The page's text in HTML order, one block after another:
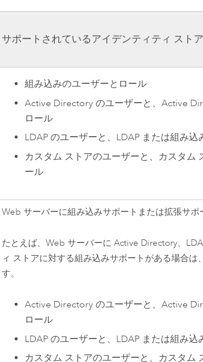
サポートされているアイデンティティ スト
組み込みのユーザーとロール
Active Directory のユーザーと、Active
ロール
LDAP のユーザーと、LDAP または組み込
カスタム ストアのユーザーと、カスタム
ール
Web サーバーに組み込みサポートまたは拡張サ
たとえば、Web サーバーに Active Directory、
ィ ストアに対する組み込みサポートがある場合は
す。
Active Directory のユーザーと、Active
ロール
LDAP のユーザーと、LDAP または組み込
カスタム ストアのユーザーと、カスタム